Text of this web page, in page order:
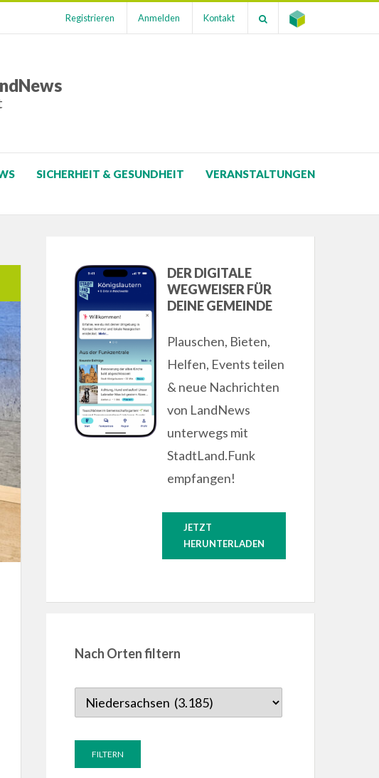
Registrieren Anmelden Kontakt
SICHERHEIT & GESUNDHEIT
VERANSTALTUNGEN
DER DIGITALE
WEGWEISER FÜR
DEINE GEMEINDE
Plauschen, Bieten,
Helfen, Events teilen
& neue Nachrichten
von LandNews
unterwegs mit
StadtLand.Funk
empfangen!
JETZT
HERUNTERLADEN
Nach Orten filtern